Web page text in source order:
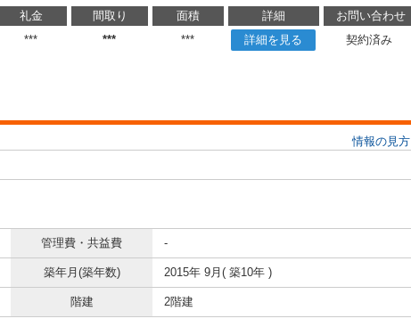
礼金 間取り 面積 詳細
お問い合わせ
*** *** *** 詳細を見る
契約済み
情報の見方
管理費・共益費 -
築年月(築年数) 2015年 9月( 築10年 )
階建 2階建